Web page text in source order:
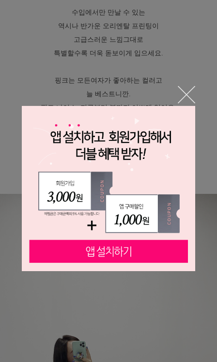
수입에서만 만날 수 있는
역시나 반가운 오리엔탈 프린팅이
고급스러운 느낌그대로
특별할수록 더욱 돋보이게 입으세요.
핑크는 모든여자가 좋아하는 컬러고
늘 베스트니깐.
핏도 나이스. 지금부터 봄까지 이쁘게 입어요.
한국에서 만나기 힘든 레어한 디자인은
입었을때 돋보여서
어딜가든 사랑 받을거예요.